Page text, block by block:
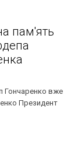
пам'ять
Гончаренко вже
Президент